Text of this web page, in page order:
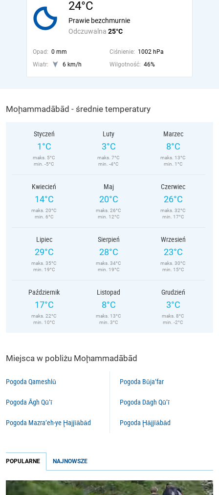
24°C
Odczuwalna 25°C
Prawie bezchmurnie
Opad: 0 mm Ciśnienie: 1002 hPa
Wiatr:
6 km/h Wilgotność: 46%
Moḩammadābād - średnie temperatury
Styczeń
1°C
maks. 5°C
min. -5°C
Luty
3°C
maks. 7°C
min. -4°C
Marzec
8°C
maks. 13°C
min. 1°C
Kwiecień
14°C
maks. 20°C
min. 6°C
Maj
20°C
maks. 26°C
min. 12°C
Czerwiec
26°C
maks. 32°C
min. 17°C
Lipiec
29°C
maks. 35°C
min. 19°C
Sierpień
28°C
maks. 34°C
min. 19°C
Wrzesień
23°C
maks. 30°C
min. 15°C
Październik
17°C
maks. 22°C
min. 10°C
Listopad
8°C
maks. 13°C
min. 3°C
Grudzień
3°C
maks. 8°C
min. -2°C
Miejsca w pobliżu Moḩammadābād
Pogoda Qameshlū
Pogoda Āgh Qū’ī
Pogoda Mazra‘eh-ye Ḩajjīābād
Pogoda Būja‘far
Pogoda Dāgh Qū’ī
Pogoda Ḩājjīābād
POPULARNE NAJNOWSZE